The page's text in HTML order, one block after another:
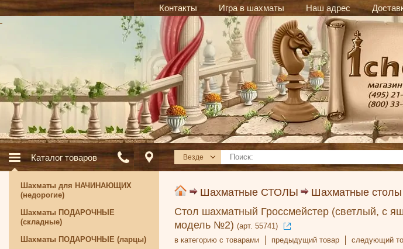
Контакты Игра в шахматы Наш адрес
Каталог товаров Везде
Шахматные СТОЛЫ
Шахматные
Стол шахматный Гроссмейстер (светлый, с
модель №2) (арт. 55741)
в категорию с товарами
предыдущий товар следующий
Шахматы для НАЧИНАЮЩИХ
(недорогие)
Шахматы ПОДАРОЧНЫЕ
(складные)
Шахматы ПОДАРОЧНЫЕ (ларцы)